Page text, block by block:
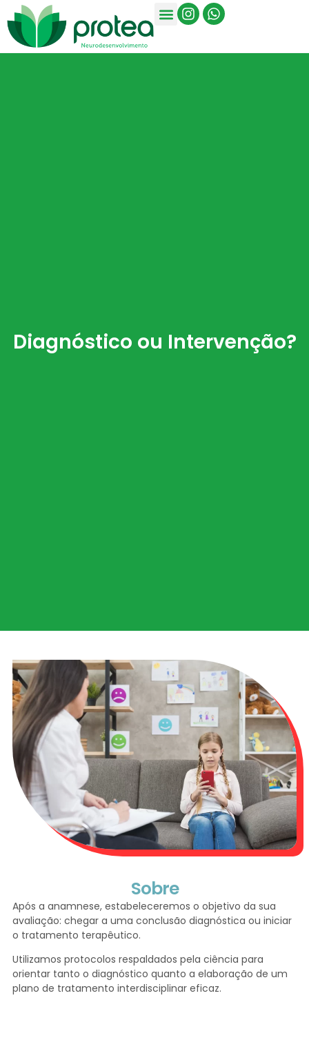
Diagnóstico ou Intervenção?
Sobre
Após a anamnese, estabeleceremos o objetivo da sua
avaliação: chegar a uma conclusão diagnóstica ou iniciar
o tratamento terapêutico.
Utilizamos protocolos respaldados pela ciência para
orientar tanto o diagnóstico quanto a elaboração de um
plano de tratamento interdisciplinar eficaz.